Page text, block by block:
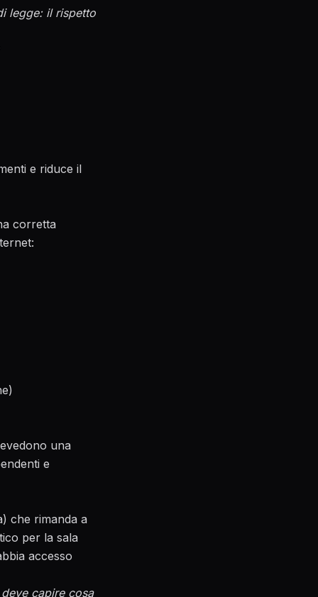
legge: il rispetto
e riduce il
corretta
una
e
che rimanda a
per la sala
accesso
capire cosa